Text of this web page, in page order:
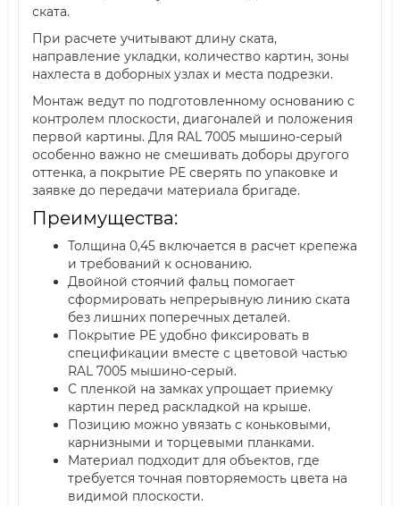
ската.
При расчете учитывают длину ската,
направление укладки, количество картин, зоны
нахлеста в доборных узлах и места подрезки.
Монтаж ведут по подготовленному основанию с
контролем плоскости, диагоналей и положения
первой картины. Для RAL 7005 мышино-серый
особенно важно не смешивать доборы другого
оттенка, а покрытие PE сверять по упаковке и
заявке до передачи материала бригаде.
Преимущества:
Толщина 0,45 включается в расчет крепежа
и требований к основанию.
Двойной стоячий фальц помогает
сформировать непрерывную линию ската
без лишних поперечных деталей.
Покрытие PE удобно фиксировать в
спецификации вместе с цветовой частью
RAL 7005 мышино-серый.
С пленкой на замках упрощает приемку
картин перед раскладкой на крыше.
Позицию можно увязать с коньковыми,
карнизными и торцевыми планками.
Материал подходит для объектов, где
требуется точная повторяемость цвета на
видимой плоскости.